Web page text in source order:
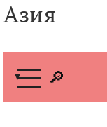
Азия
М
н